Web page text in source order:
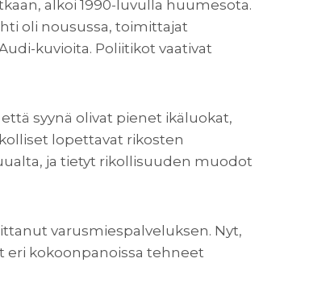
alkoi 1990-luvulla huumesota.
oli nousussa, toimittajat
kuvioita. Poliitikot vaativat
syynä olivat pienet ikäluokat,
lopettavat rikosten
ja tietyt rikollisuuden muodot
varusmiespalveluksen. Nyt,
eri kokoonpanoissa tehneet